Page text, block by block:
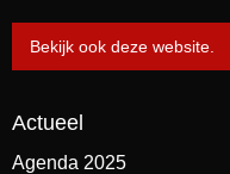
Bekijk ook deze website.
Actueel
Agenda 2025